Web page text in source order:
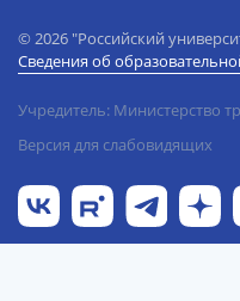
© 2026 "Российский
Сведения об
Учредитель: Министерство
Версия для слабовидящих